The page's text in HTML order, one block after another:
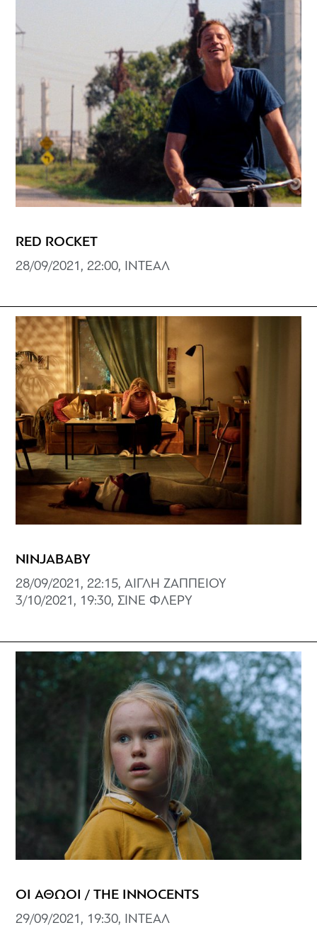
RED ROCKET
28/09/2021, 22:00, ΙΝΤΕΑΛ
NINJABABY
28/09/2021, 22:15, ΑΙΓΛΗ ΖΑΠΠΕΙΟΥ
3/10/2021, 19:30, ΣΙΝΕ ΦΛΕΡΥ
ΟΙ ΑΘΩΟΙ / THE INNOCENTS
29/09/2021, 19:30, ΙΝΤΕΑΛ